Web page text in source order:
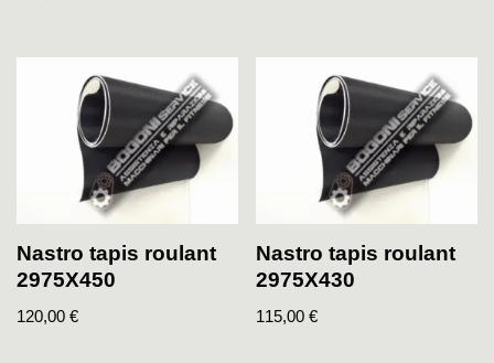
Nastro tapis roulant
2975X450
120,00 €
Nastro tapis roulant
2975X430
115,00€